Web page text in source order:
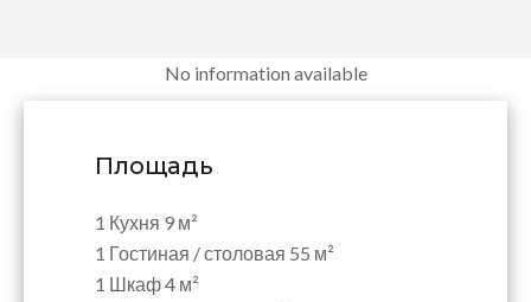
No information available
Площадь
1 Кухня 9 м²
1 Гостиная / столовая 55 м²
1 Шкаф4 м²